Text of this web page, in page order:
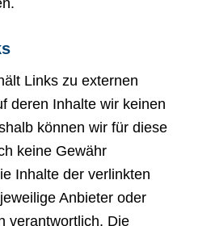
Links zu externen
deren Inhalte wir keinen
können wir für diese
keine Gewähr
Inhalte der verlinkten
Anbieter oder
verantwortlich. Die